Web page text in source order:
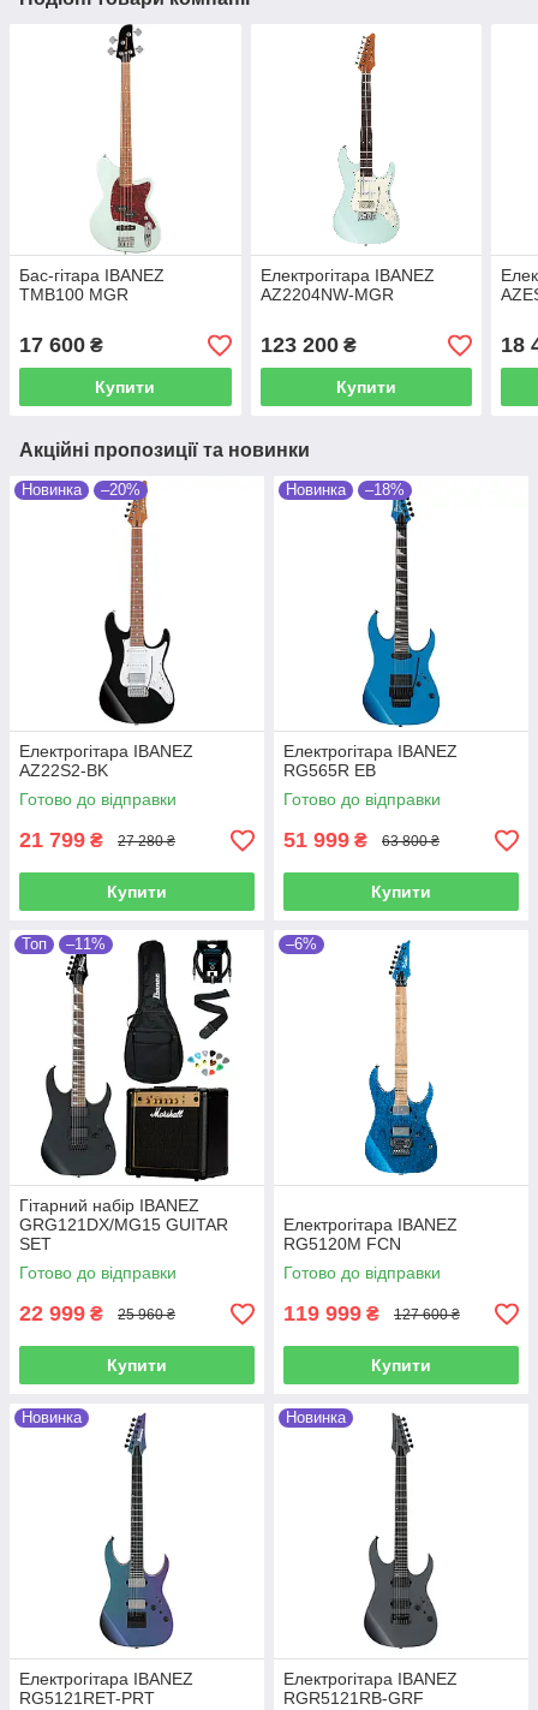
Бас-гітара IBANEZ
TMB100 MGR
17 600 ₴
Купити
Електрогітара IBANEZ
AZ2204NW-MGR
123 200₴
Купити
18
Акційні пропозиції та новинки
Новинка –20%
Електрогітара IBANEZ
AZ22S2-BK
Готово до відправки
21 799 ₴ 27 280 ₴
Купити
Новинка –18%
Електрогітара IBANEZ
RG565R EB
Готово до відправки
51 999 ₴ 63 800 ₴
Купити
Топ –11%
Гітарний набір IBANEZ
GRG121DX/MG15 GUITAR
SET
Готово до відправки
22 999 ₴ 25 960 ₴
Купити
–6%
Електрогітара IBANEZ
RG5120M FCN
Готово до відправки
119 999 ₴ 127 600 ₴
Купити
Новинка
Електрогітара IBANEZ
RG5121RET-PRT
Новинка
Електрогітара IBANEZ
RGR5121RB-GRF